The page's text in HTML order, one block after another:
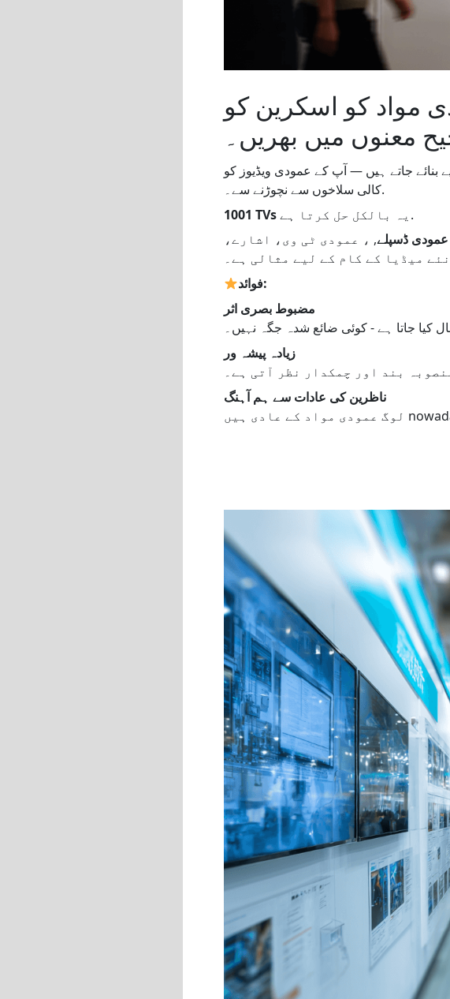
مواد کو اسکرین کو
معنوں میں بھریں۔
بنائے جاتے ہیں — آپ کے عمودی ویڈیوز کو
کالی سلاخوں سے نچوڑنے سے۔.
1001 TVs
یہ بالکل حل کرتا ہے.
ڈسپلے, ، عمودی ٹی وی، اشارے،
فوائد:
مضبوط بصری اثر
زیادہ پیشہ ور
ناظرین کی عادات سے ہم آہنگ